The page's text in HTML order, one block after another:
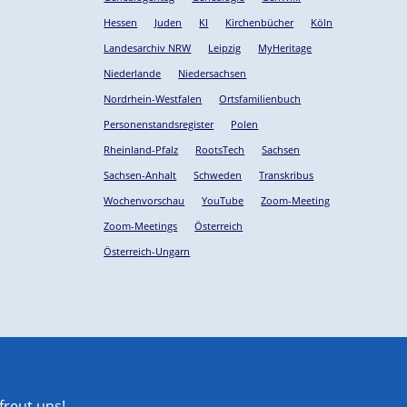
Hessen
Juden KI Kirchenbücher
Köln
Landesarchiv NRW
Leipzig
MyHeritage
Niederlande
Niedersachsen
Nordrhein-Westfalen
Ortsfamilienbuch
Personenstandsregister
Polen
Rheinland-Pfalz
RootsTech
Sachsen
Sachsen-Anhalt
Schweden
Transkribus
Wochenvorschau
YouTube
Zoom-Meeting
Zoom-Meetings
Österreich
Österreich-Ungarn